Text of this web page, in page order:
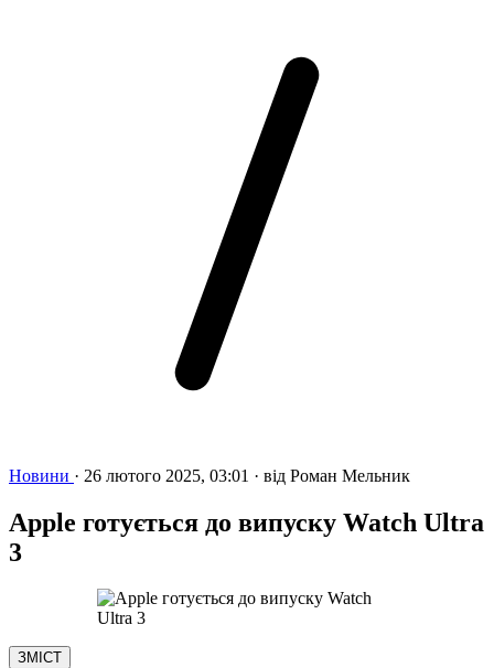
Новини · 26 лютого 2025, 03:01 · від Роман Мельник
Apple готується до випуску Watch Ultra
3
ЗМІСТ